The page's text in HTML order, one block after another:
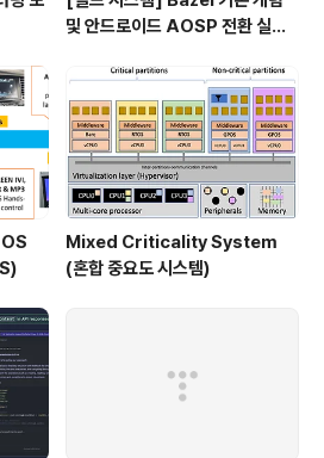
및 안드로이드 AOSP 전환 실패
Mixed Criticality System
(혼합 중요도 시스템)